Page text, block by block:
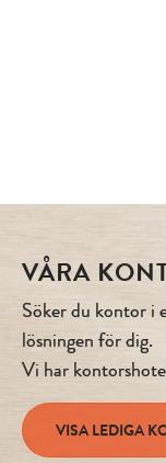
VÅRA
Söker du kontor i
lösningen för dig.
Vi har
VISA LEDIGA